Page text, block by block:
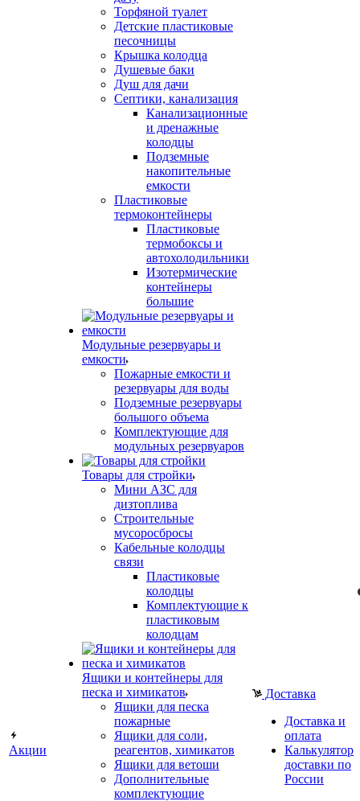
Акции
Торфяной туалет
Детские пластиковые
песочницы
Крышка колодца
Душевые баки
Душ для дачи
Септики, канализация
Канализационные
и дренажные
колодцы
Подземные
накопительные
емкости
Пластиковые
термоконтейнеры
Пластиковые
термобоксы и
автохолодильники
Изотермические
контейнеры
большие
Модульные резервуары и
емкости
Пожарные емкости и
резервуары для воды
Подземные резервуары
большого объема
Комплектующие для
модульных резервуаров
Товары для стройки
Мини АЗС для
дизтоплива
Строительные
мусоросбросы
Кабельные колодцы
связи
Пластиковые
колодцы
Комплектующие к
пластиковым
колодцам
Ящики и контейнеры для
песка и химикатов
Ящики для песка
пожарные
Ящики для соли,
реагентов, химикатов
Ящики для ветоши
Дополнительные
комплектующие
Доставка
Доставка и
оплата
Калькулятор
доставки по
России